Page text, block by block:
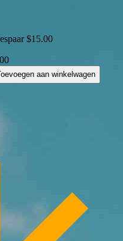
$15.00
aan winkelwagen